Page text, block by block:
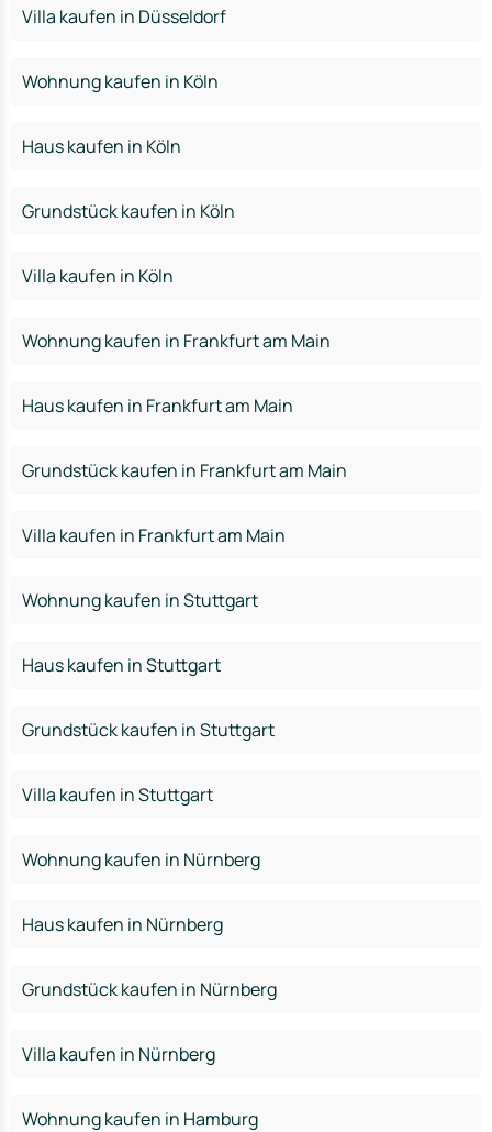
Villa kaufen in Düsseldorf
Wohnung kaufen in Köln
Haus kaufen in Köln
Grundstück kaufen in Köln
Villa kaufen in Köln
Wohnung kaufen in Frankfurt am Main
Haus kaufen in Frankfurt am Main
Grundstück kaufen in Frankfurt am Main
Villa kaufen in Frankfurt am Main
Wohnung kaufen in Stuttgart
Haus kaufen in Stuttgart
Grundstück kaufen in Stuttgart
Villa kaufen in Stuttgart
Wohnung kaufen in Nürnberg
Haus kaufen in Nürnberg
Grundstück kaufen in Nürnberg
Villa kaufen in Nürnberg
Wohnung kaufen in Hamburg